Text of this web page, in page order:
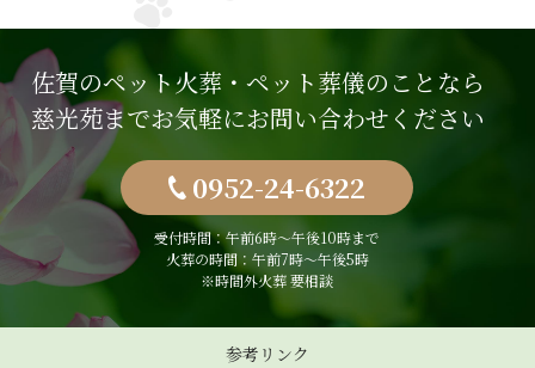
佐賀のペット火葬・ペット葬儀のことなら
慈光苑までお気軽にお問い合わせください
0952-24-6322
受付時間：午前6時〜午後10時まで
火葬の時間：午前7時～午後5時
※時間外火葬 要相談
参考リンク